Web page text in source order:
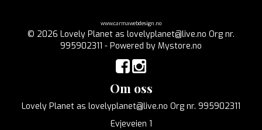
www.carmawebdesign.no
© 2026 Lovely Planet as lovelyplanet@live.no Org nr.
995902311 - Powered by Mystore.no
Om oss
Lovely Planet as lovelyplanet@live.no Org nr. 995902311
Evjeveien 1